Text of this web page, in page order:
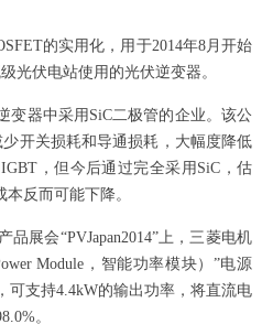
的实用化，用于2014年8月开始
光伏电站使用的光伏逆变器。
器中采用SiC二极管的企业。该公
开关损耗和导通损耗，大幅度降低
，但今后通过完全采用SiC，估
反而可能下降。
展会“PVJapan2014”上，三菱电机
Module，智能功率模块）”电源
可支持4.4kW的输出功率，将直流电
。